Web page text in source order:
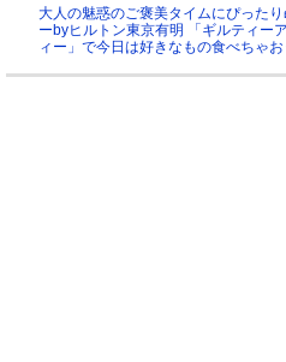
大人の魅惑のご褒美タイムにぴったり
ーbyヒルトン東京有明 「ギルティー
ィー」で今日は好きなもの食べちゃお